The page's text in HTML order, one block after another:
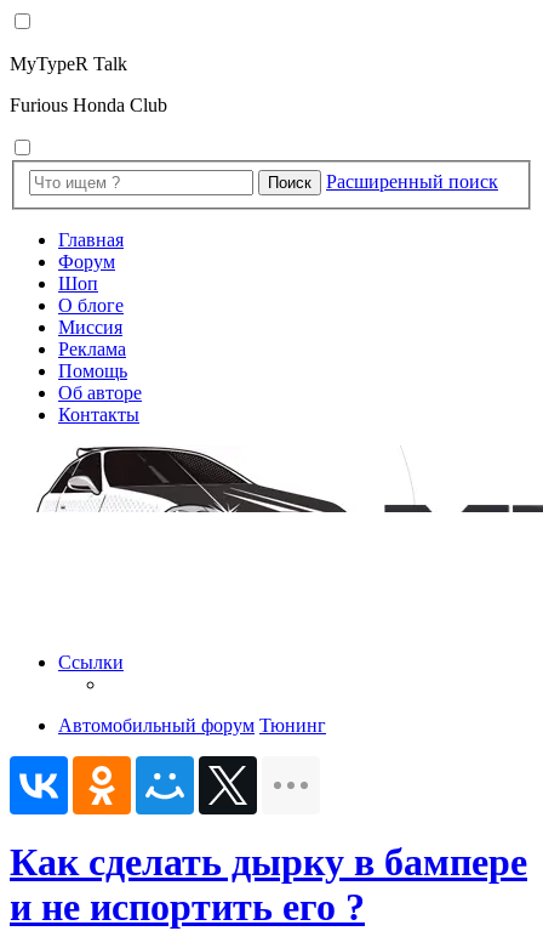
MyTypeR Talk
Furious Honda Club
Поиск Расширенный поиск
Главная
Форум
Шоп
О блоге
Миссия
Реклама
Помощь
Об авторе
Контакты
Ссылки
Автомобильный форум Тюнинг
Как сделать дырку в бампере
и не испортить его ?